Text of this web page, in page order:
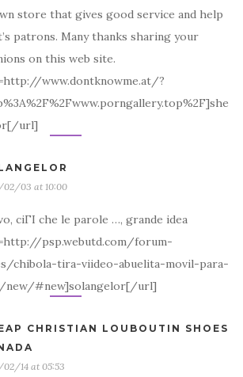
store that gives good service and help
patrons. Many thanks sharing your
on this web site.
www.dontknowme.at/?
url]
02/03 at 10:00
ciГІ che le parole …, grande idea
psp.webutd.com/forum-
chibola-tira-viideo-abuelita-movil-para-
new/#new]solangelor[/url]
CHRISTIAN LOUBOUTIN SHOES
02/14 at 05:53